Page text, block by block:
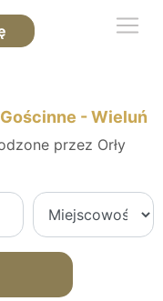
- Wieluń
przez Orły